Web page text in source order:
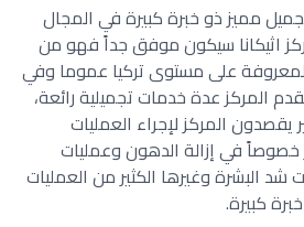
مميز ذو خبرة كبيرة في المجال
اثيكانا سيكون موفق جداً فهو من
على مستوى تركيا عموما وفي
المركز عدة خدمات تجميلية رائعة،
المركز لإجراء العمليات
خصوصاً في إزالة الدهون وعمليات
شد البشرة وغيرها الكثير من العمليات
كبيرة.